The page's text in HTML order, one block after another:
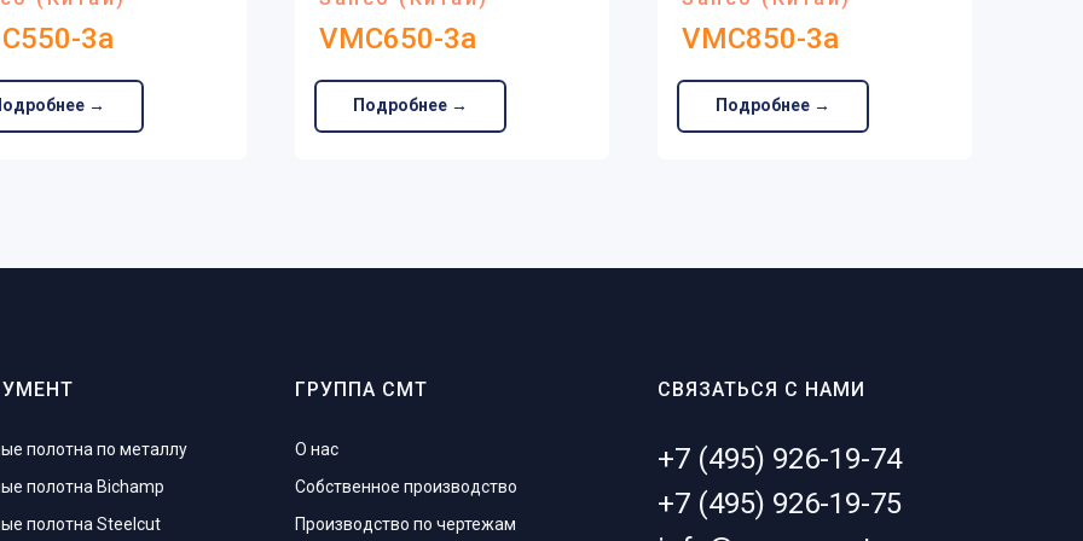
3a
→
VMC650-3a
Подробнее →
VMC850-3a
Подробнее →
полотна по металлу
полотна Bichamp
полотна Steelcut
ГРУППА СМТ
О нас
Собственное производство
Производство по чертежам
СВЯЗАТЬСЯ С НАМИ
+7 (495) 926-19-74
+7 (495) 926-19-75